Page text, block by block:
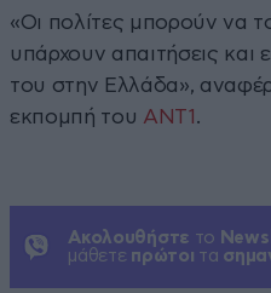
«Οι πολίτες μπορούν να
υπάρχουν απαιτήσεις και
του στην Ελλάδα»,
εκπομπή του ΑΝΤ1 .
Ακολουθήστε το
μάθετε πρώτοι τα